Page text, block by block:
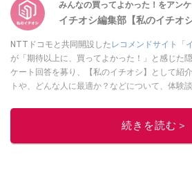
みんなの買ってよかった！をアン
イチオシ編集部【私のイチオ
NTTドコモと共同開設した レコメンドサイト「
が「期待以上に、買ってよかった！」と感じた
ケート回答を募り、【私のイチオシ】として紹
トや、どんな人に最適か？などについて、体験
このイチオ
続きを読む＞